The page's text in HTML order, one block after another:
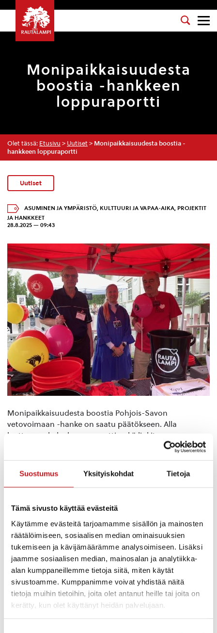
Suostumus Yksityiskohdat Tietoja
Tämä sivusto käyttää evästeitä
Käytämme evästeitä tarjoamamme sisällön ja mainosten
räätälöimiseen, sosiaalisen median ominaisuuksien
tukemiseen ja kävijämäärämme analysoimiseen. Lisäksi
jaamme sosiaalisen median, mainosalan ja analytiikka-
alan kumppaneillemme tietoja siitä, miten käytät
sivustoamme. Kumppanimme voivat yhdistää näitä
tietoja muihin tietoihin, joita olet antanut heille tai joita on
kerätty, kun olet käyttänyt heidän palvelujaan.
Monipaikkaisuudesta
boostia -hankkeen
loppuraportti
Olet tässä: Etusivu > Uutiset > Monipaikkaisuudesta boostia -
hankkeen loppuraportti
Uutiset
ASUMINEN JA YMPÄRISTÖ, KULTTUURI JA VAPAA-AIKA, PROJEKTIT
JA HANKKEET
28.8.2025 — 09:43
Monipaikkaisuudesta boostia Pohjois-Savon
vetovoimaan -hanke on saatu päätökseen. Alla
luettavana koko loppuraportti, sekä linkit
verkkoartikkeleihin, joihin hankkeen keskeisiä tuloksia
Loppuraportti_oppeja Monipaikkaisuudesta boostia -
1. Konkreettisia tekoja monipaikkaisuuden
edistämiseksi
https://www.savogrow.fi/2025/07/30/hankkeen-tulos-
monipaikkaisuutta-edistettiin-konkreettisilla-teoilla-eri-
puolilla-pohjois-savoa
2. Uusi malli monipaikkaisuustiedon keräämiseen
Pohjois-Savossa on otettu käyttöön uusi